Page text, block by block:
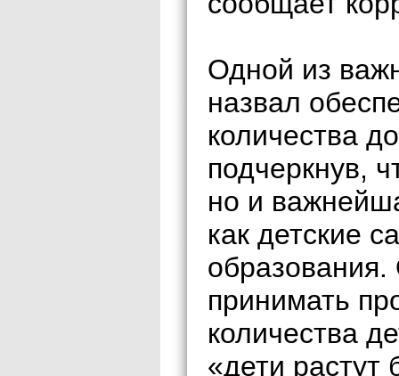
Одной из
назвал
количества
подчеркнув,
но и
как детские
принимать
количества
«дети